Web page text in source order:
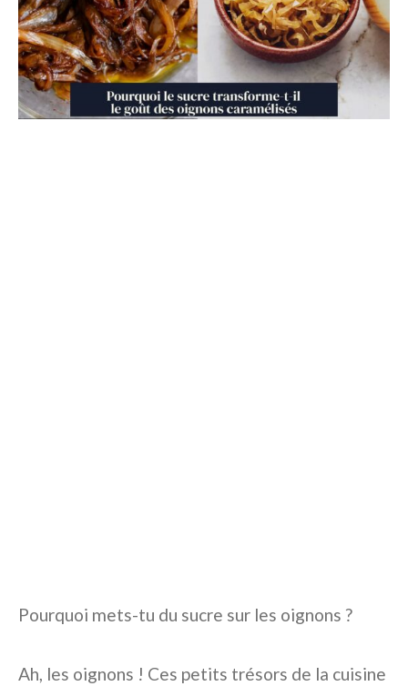
Pourquoi mets-tu du sucre sur les oignons ?
Ah, les oignons ! Ces petits trésors de la cuisine